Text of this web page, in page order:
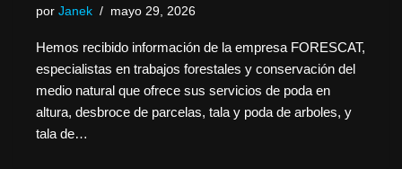
por Janek mayo 29, 2026
Hemos recibido información de la empresa FORESCAT,
especialistas en trabajos forestales y conservación del
medio natural que ofrece sus servicios de poda en
altura, desbroce de parcelas, tala y poda de arboles, y
tala de…